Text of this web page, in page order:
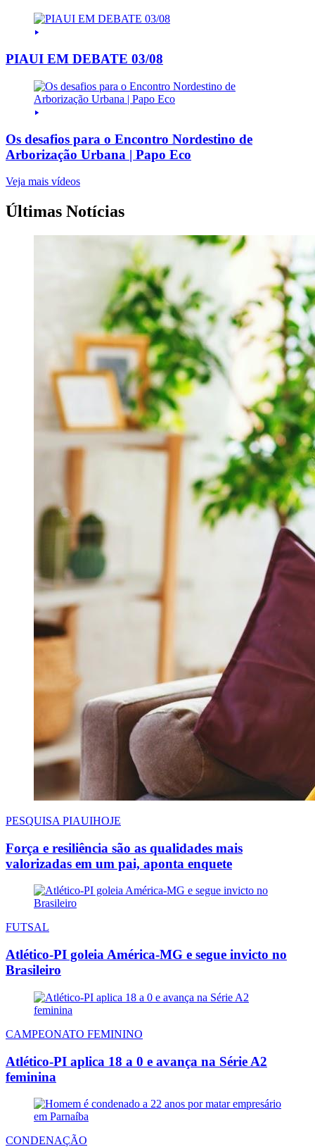
PIAUI EM DEBATE 03/08
Os desafios para o Encontro Nordestino de
Arborização Urbana | Papo Eco
Veja mais vídeos
Últimas Notícias
PESQUISA PIAUIHOJE
Força e resiliência são as qualidades mais
valorizadas em um pai, aponta enquete
FUTSAL
Atlético-PI goleia América-MG e segue invicto no
Brasileiro
CAMPEONATO FEMININO
Atlético-PI aplica 18 a 0 e avança na Série A2
feminina
CONDENAÇÃO